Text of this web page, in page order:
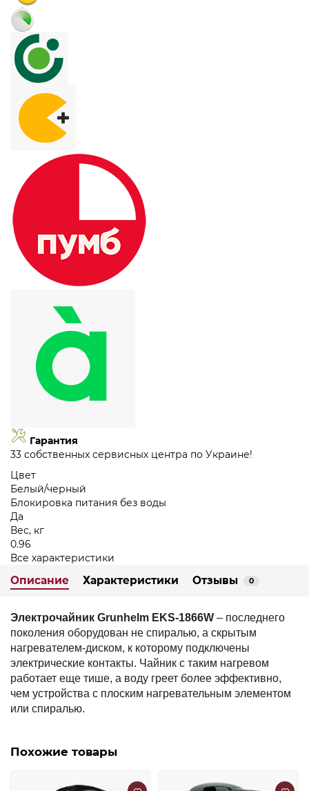
Гарантия
33 собственных сервисных центра по Украине!
Цвет
Белый/черный
Блокировка питания без воды
Да
Вес, кг
0.96
Все характеристики
Описание Характеристики Отзывы 0
Электрочайник Grunhelm EKS-1866W – последнего
поколения оборудован не спиралью, а скрытым
нагревателем-диском, к которому подключены
электрические контакты. Чайник с таким нагревом
работает еще тише, а воду греет более эффективно,
чем устройства с плоским нагревательным элементом
или спиралью.
Похожие товары